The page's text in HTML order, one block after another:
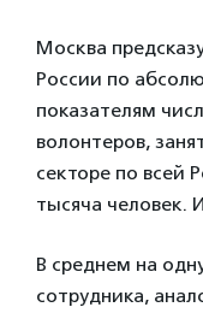
Москва
России по
показателям
волонтеров,
секторе по всей
тысяча человек.
В среднем на
сотрудника,